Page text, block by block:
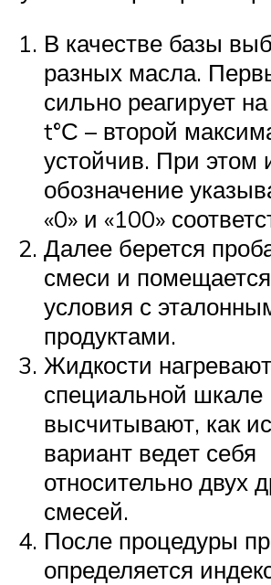
В качестве базы
разных масла.
сильно реагирует
t°С – второй
устойчив. При этом
обозначение
«0» и «100»
Далее берется
смеси и
условия с
продуктами.
Жидкости
специальной шкале
высчитывают, как
вариант ведет себя
относительно двух
смесей.
После процедуры
определяется